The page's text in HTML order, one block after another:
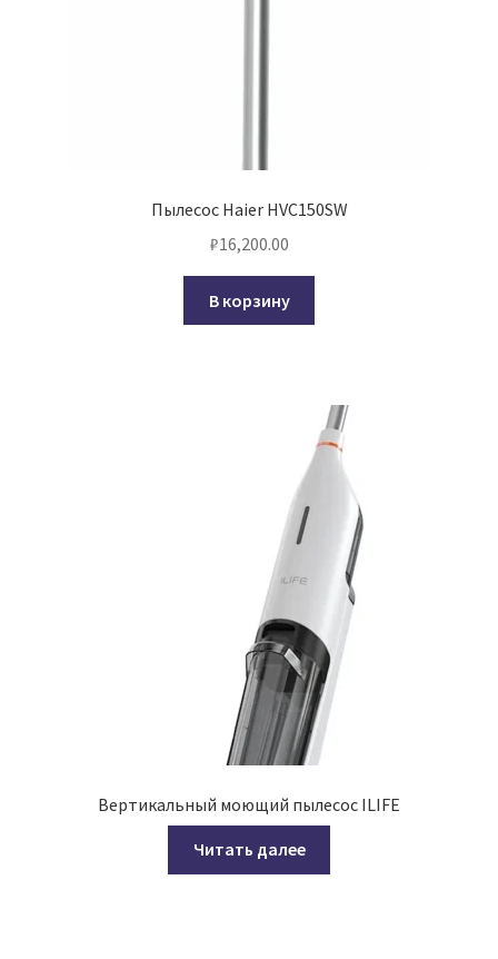
Пылесос Haier HVC150SW
₽16,200.00
В корзину
Вертикальный моющий пылесос ILIFE
Читать далее